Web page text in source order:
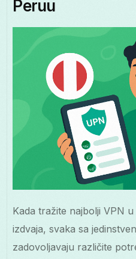
Peruu
Kada tražite najbolji VPN
izdvaja, svaka sa
zadovoljavaju različite